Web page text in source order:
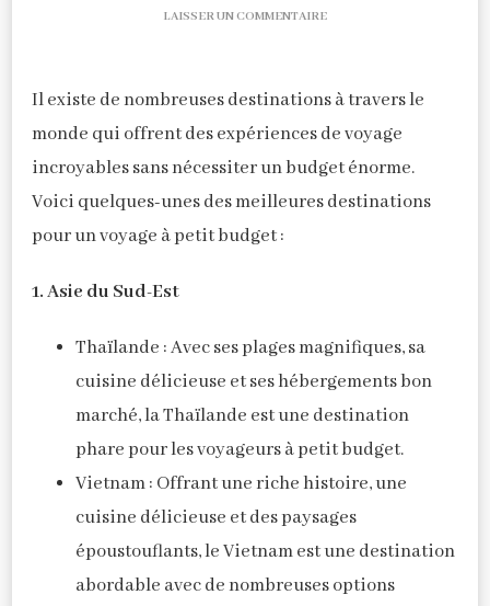
LAISSER UN COMMENTAIRESUR
VOYAGEURS
À
BUDGET
Il existe de nombreuses destinations à travers le
monde qui offrent des expériences de voyage
incroyables sans nécessiter un budget énorme.
Voici quelques-unes des meilleures destinations
pour un voyage à petit budget :
1. Asie du Sud-Est
Thaïlande : Avec ses plages magnifiques, sa
cuisine délicieuse et ses hébergements bon
marché, la Thaïlande est une destination
phare pour les voyageurs à petit budget.
Vietnam : Offrant une riche histoire, une
cuisine délicieuse et des paysages
époustouflants, le Vietnam est une destination
abordable avec de nombreuses options